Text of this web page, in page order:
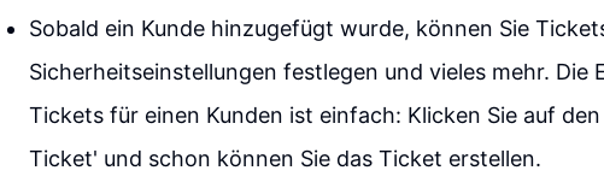
Sobald ein Kunde hinzugefügt wurde, können Sie
Sicherheitseinstellungen festlegen und vieles mehr. Die
Tickets für einen Kunden ist einfach: Klicken Sie auf
Ticket' und schon können Sie das Ticket erstellen.